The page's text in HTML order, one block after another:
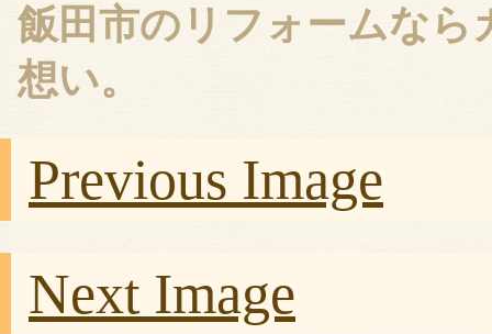
飯田市のリフォームな
想い。
Previous Image
Next Image